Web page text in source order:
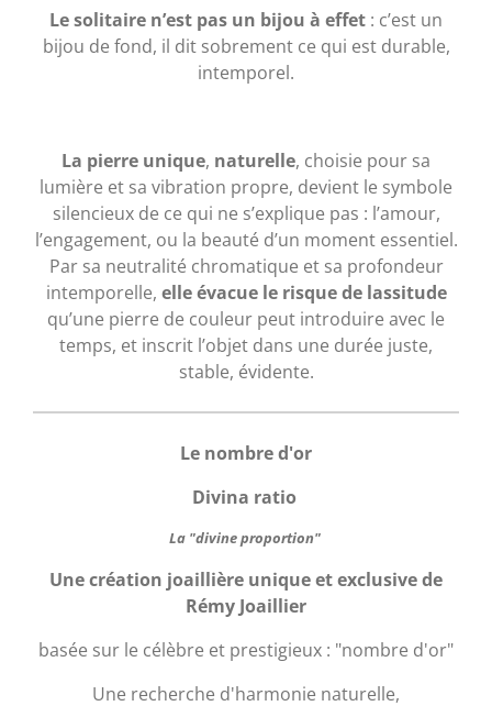
Le solitaire n’est pas un bijou à effet : c’est un
bijou de fond, il dit sobrement ce qui est durable,
intemporel.
La pierre unique, naturelle, choisie pour sa
lumière et sa vibration propre, devient le symbole
silencieux de ce qui ne s’explique pas : l’amour,
l’engagement, ou la beauté d’un moment essentiel.
Par sa neutralité chromatique et sa profondeur
intemporelle, elle évacue le risque de lassitude
qu’une pierre de couleur peut introduire avec le
temps, et inscrit l’objet dans une durée juste,
stable, évidente.
Le nombre d'or
Divina ratio
La "divine proportion"
Une création joaillière unique et exclusive de
Rémy Joaillier
basée sur le célèbre et prestigieux : "nombre d'or"
Une recherche d'harmonie naturelle,